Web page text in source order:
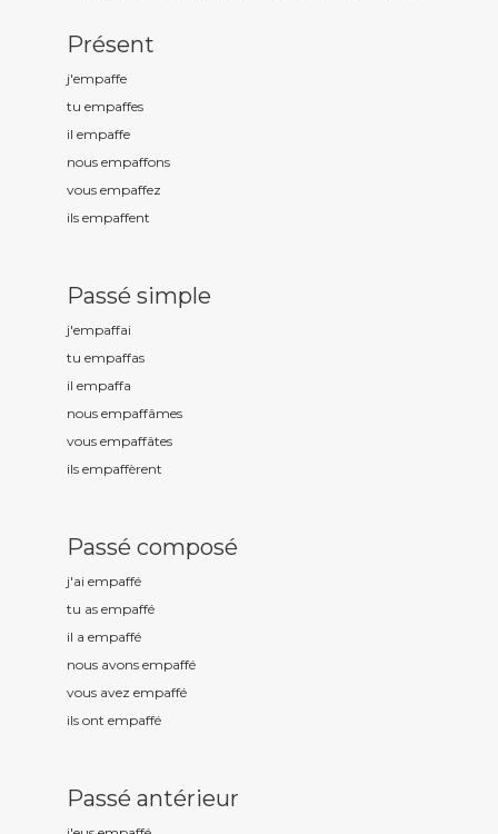
Présent
j'empaffe
tu empaffes
il empaffe
nous empaffons
vous empaffez
ils empaffent
Passé simple
j'empaffai
tu empaffas
il empaffa
nous empaffâmes
vous empaffâtes
ils empaffèrent
Passé composé
j'ai empaffé
tu as empaffé
il a empaffé
nous avons empaffé
vous avez empaffé
ils ont empaffé
Passé antérieur